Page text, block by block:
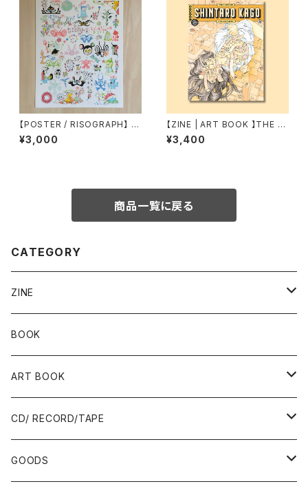
【POSTER / RISOGRAPH】 M
att Carignan flash prints 3
¥3,000
【ZINE | ART BOOK 】THE A
RT OF 3 by SHINTARO KA
GO
¥3,400
商品一覧に戻る
CATEGORY
ZINE
Risograph
Ад-Ra ZINE
ALLISTER LEE
EL ZINE
BOOK
ART BOOK
PUNK / HARDCORE
Photograph
CD/ RECORD/TAPE
CD
GOODS